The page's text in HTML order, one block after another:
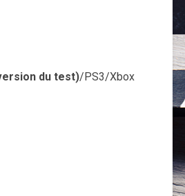
du test)/PS3/Xbox